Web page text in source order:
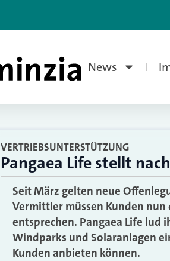
News
VERTRIEBSUNTERSTÜTZUNG
Pangaea Life stellt
Seit März gelten neue
Vermittler müssen Kunden
entsprechen. Pangaea Life lud
Windparks und Solaranlagen
Kunden anbieten können.